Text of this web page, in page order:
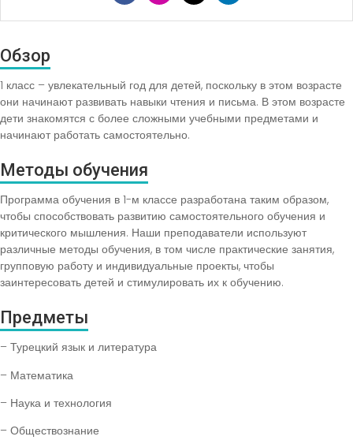
Обзор
1 класс – увлекательный год для детей, поскольку в этом возрасте
они начинают развивать навыки чтения и письма. В этом возрасте
дети знакомятся с более сложными учебными предметами и
начинают работать самостоятельно.
Методы обучения
Программа обучения в 1-м классе разработана таким образом,
чтобы способствовать развитию самостоятельного обучения и
критического мышления. Наши преподаватели используют
различные методы обучения, в том числе практические занятия,
групповую работу и индивидуальные проекты, чтобы
заинтересовать детей и стимулировать их к обучению.
Предметы
– Турецкий язык и литература
– Математика
– Наука и технология
– Обществознание